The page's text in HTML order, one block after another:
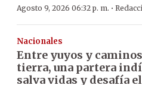
Agosto 9, 2026 06:32 p. m. ·
Nacionales
Entre yuyos y
tierra, una partera
salva vidas y desafía el